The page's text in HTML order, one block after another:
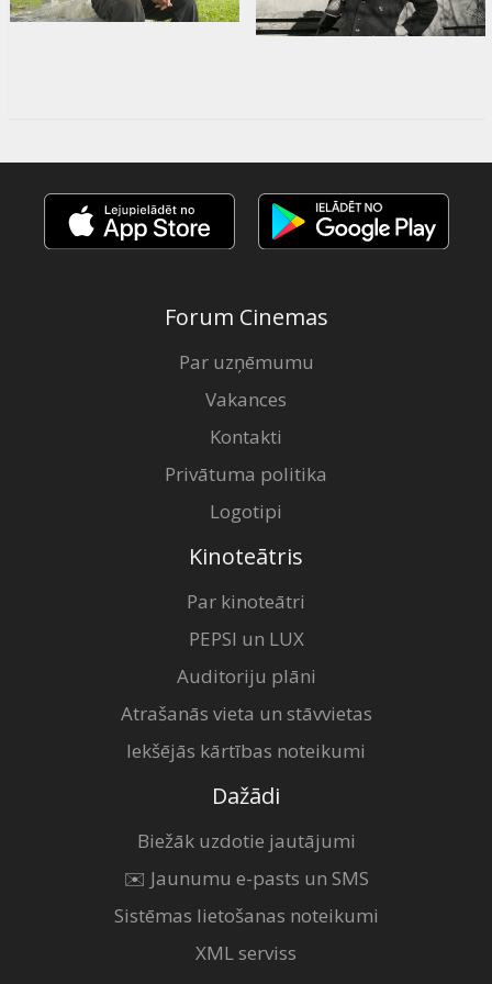
Forum Cinemas
Par uzņēmumu
Vakances
Kontakti
Privātuma politika
Logotipi
Kinoteātris
Par kinoteātri
PEPSI un LUX
Auditoriju plāni
Atrašanās vieta un stāvvietas
Iekšējās kārtības noteikumi
Dažādi
Biežāk uzdotie jautājumi
✉️ Jaunumu e-pasts un SMS
Sistēmas lietošanas noteikumi
XML serviss